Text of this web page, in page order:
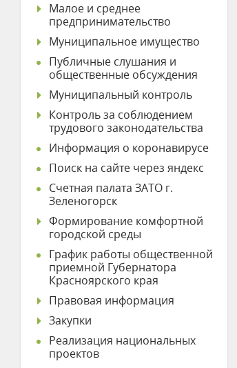
Малое и среднее
предпринимательство
Муниципальное имущество
Публичные слушания и
общественные обсуждения
Муниципальный контроль
Контроль за соблюдением
трудового законодательства
Информация о коронавирусе
Поиск на сайте через яндекс
Счетная палата ЗАТО г.
Зеленогорск
Формирование комфортной
городской среды
График работы общественной
приемной Губернатора
Красноярского края
Правовая информация
Закупки
Реализация национальных
проектов